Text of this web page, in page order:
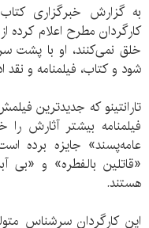
به گزارش خبرگزاری کتاب
کارگردان مطرح اعلام کرده
شود و کتاب، فیلمنامه و نقد
تارانتینو که جدیدترین
فیلمنامه بیشتر آثارش
عامه‌پسند» جایزه برده
«قاتلین بالفطره» و «بی
هستند.